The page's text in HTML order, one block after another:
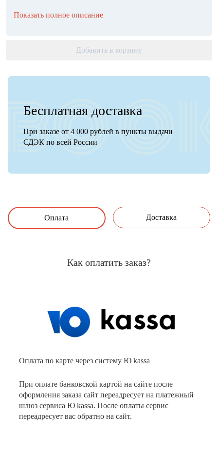
Показать полное описание
Добавить в корзину
Бесплатная доставка
При заказе от 4 000 рублей в пункты выдачи
СДЭК по всей России
Оплата Доставка
Как оплатить заказ?
Оплата по карте через систему Ю kassa
При оплате банковской картой на сайте после
оформления заказа сайт переадресует на платежный
шлюз сервиса Ю kassa. После оплаты сервис
переадресует вас обратно на сайт.